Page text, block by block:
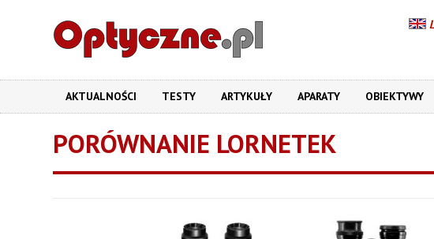
AKTUALNOŚCI TESTY ARTYKUŁY APARATY OBIEKTYWY
PORÓWNANIE LORNETEK